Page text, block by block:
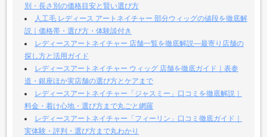
別・長さ別の価格目安と賢い選び方
人工毛 レディース アートネイチャー 部分ウィッグの値段を徹底解
説｜価格帯・選び方・体験談付き
レディースアートネイチャー 店舗一覧を徹底解説—最寄り店舗の
探し方と活用ガイド
レディースアートネイチャー ウィッグ 店舗を徹底ガイド｜表参
道・銀座ほか実店舗の選び方とケアまで
レディースアートネイチャー「ジャスミー」口コミを徹底解説｜
料金・着け心地・選び方まで丸ごと網羅
レディースアートネイチャー「フィーリン」口コミ徹底ガイド｜
実体験・評判・選び方まで丸わかり